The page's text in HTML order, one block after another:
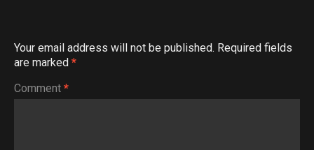
Your email address will not be published. Required fields
are marked *
Comment *